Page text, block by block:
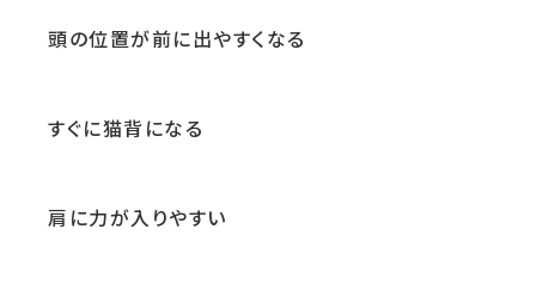
頭の位置が前に出やすくなる
すぐに猫背になる
肩に力が入りやすい